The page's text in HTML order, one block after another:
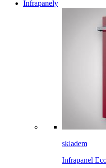
Infrapanely
skladem
Infrapanel